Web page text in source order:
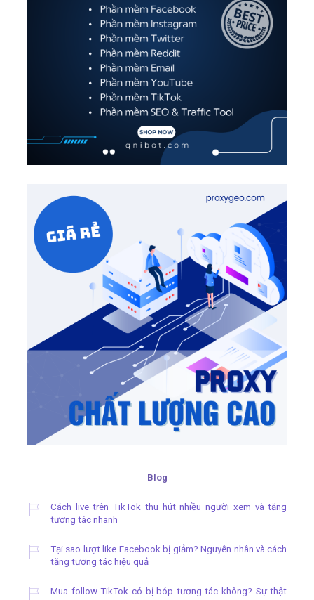
Blog
Cách live trên TikTok thu hút nhiều người xem và tăng
tương tác nhanh
Tại sao lượt like Facebook bị giảm? Nguyên nhân và cách
tăng tương tác hiệu quả
Mua follow TikTok có bị bóp tương tác không? Sự thật